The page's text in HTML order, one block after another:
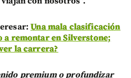
Una mala clasificación
a remontar en Silverstone;
la carrera?
premium o profundizar